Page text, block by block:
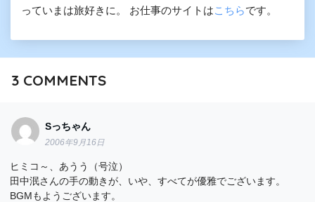
っていまは旅好きに。 お仕事のサイトはこちらです。
3COMMENTS
Sっちゃん
2006年9月16日
ヒミコ～、あうう（号泣）
田中泯さんの手の動きが、いや、すべてが優雅でございます。
BGMもようございます。